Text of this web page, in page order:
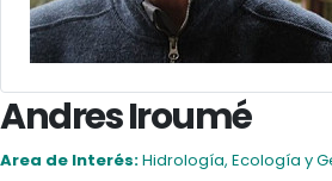
Andres Iroumé
Area de Interés:Hidrología, Ecología y